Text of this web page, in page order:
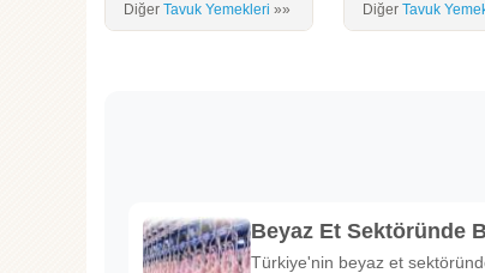
Diğer Tavuk Yemekleri »» DiğerTavuk
Beyaz Et Sektöründe
Türkiye'nin beyaz et